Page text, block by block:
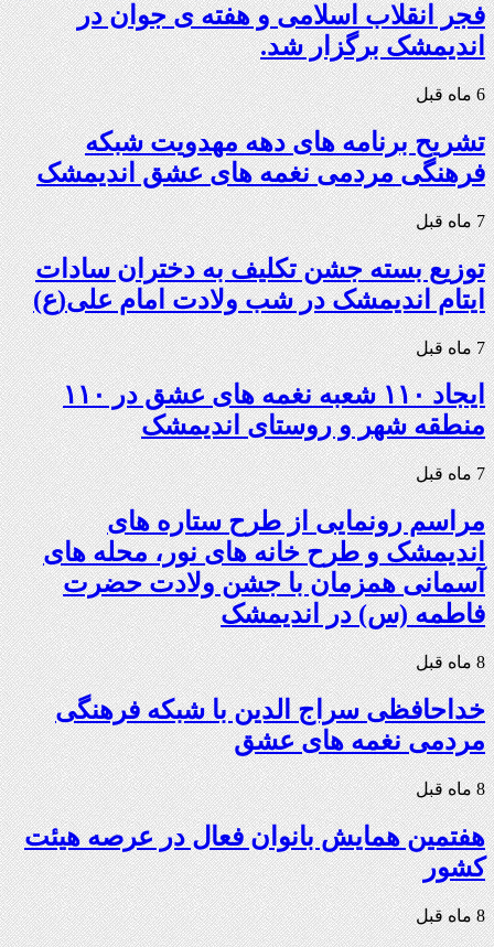
فجر انقلاب اسلامی و هفته ی جوان در
اندیمشک برگزار شد.
6 ماه قبل
تشریح برنامه های دهه مهدویت شبکه
فرهنگی مردمی نغمه های عشق اندیمشک
7 ماه قبل
توزیع بسته جشن تکلیف به دختران سادات
ایتام اندیمشک در شب ولادت امام علی(ع)
7 ماه قبل
ایجاد ۱۱۰ شعبه نغمه های عشق در ۱۱۰
منطقه شهر و روستای اندیمشک
7 ماه قبل
مراسم رونمایی از طرح ستاره های
اندیمشک و طرح خانه های نور، محله های
آسمانی همزمان با جشن ولادت حضرت
فاطمه (س) در اندیمشک
8 ماه قبل
خداحافظی سراج الدین با شبکه فرهنگی
مردمی نغمه های عشق
8 ماه قبل
هفتمین همایش بانوان فعال در عرصه‌ هیئت
کشور
8 ماه قبل